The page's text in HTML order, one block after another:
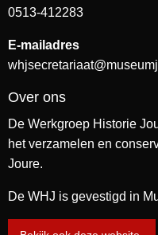
0513-412283
E-mailadres
Over ons
De Werkgroep Historie
het verzamelen en
Joure.
De WHJ is gevestigd in